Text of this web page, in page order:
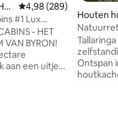
Gemiddelde
4,98 (289)
#1 Lux
- HET
VAN BYRON!
aan een uitje
Houten
open
Ontspan